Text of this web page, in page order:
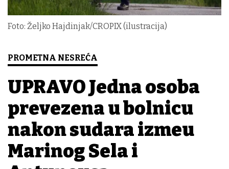
Foto: Željko Hajdinjak/CROPIX (ilustracija)
PROMETNA NESREĆA
UPRAVO Jedna osoba
prevezena u bolnicu
nakon sudara između
Marinog Sela i